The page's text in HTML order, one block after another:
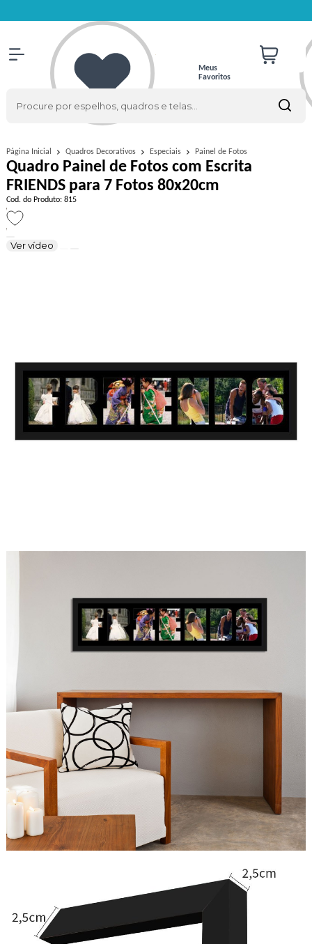
Meus
Favoritos
Página Inicial Quadros Decorativos Especiais Painel de Fotos
Quadro Painel de Fotos com Escrita
FRIENDS para 7 Fotos 80x20cm
Cod. do Produto: 815
Ver vídeo